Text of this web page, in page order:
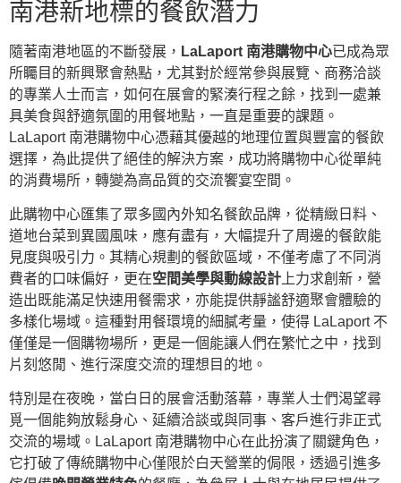
南港新地標的餐飲潛力
隨著南港地區的不斷發展， LaLaport 南港購物中心已成為眾
所矚目的新興聚會熱點，尤其對於經常參與展覽、商務洽談
的專業人士而言，如何在展會的緊湊行程之餘，找到一處兼
具美食與舒適氛圍的用餐地點，一直是重要的課題。
LaLaport 南港購物中心憑藉其優越的地理位置與豐富的餐飲
選擇，為此提供了絕佳的解決方案，成功將購物中心從單純
的消費場所，轉變為高品質的交流饗宴空間。
此購物中心匯集了眾多國內外知名餐飲品牌，從精緻日料、
道地台菜到異國風味，應有盡有，大幅提升了周邊的餐飲能
見度與吸引力。其精心規劃的餐飲區域，不僅考慮了不同消
費者的口味偏好，更在空間美學與動線設計 上力求創新，營
造出既能滿足快速用餐需求，亦能提供靜謐舒適聚會體驗的
多樣化場域。這種對用餐環境的細膩考量，使得 LaLaport 不
僅僅是一個購物場所，更是一個能讓人們在繁忙之中，找到
片刻悠閒、進行深度交流的理想目的地。
特別是在夜晚，當白日的展會活動落幕，專業人士們渴望尋
覓一個能夠放鬆身心、延續洽談或與同事、客戶進行非正式
交流的場域。LaLaport 南港購物中心在此扮演了關鍵角色，
它打破了傳統購物中心僅限於白天營業的侷限，透過引進多